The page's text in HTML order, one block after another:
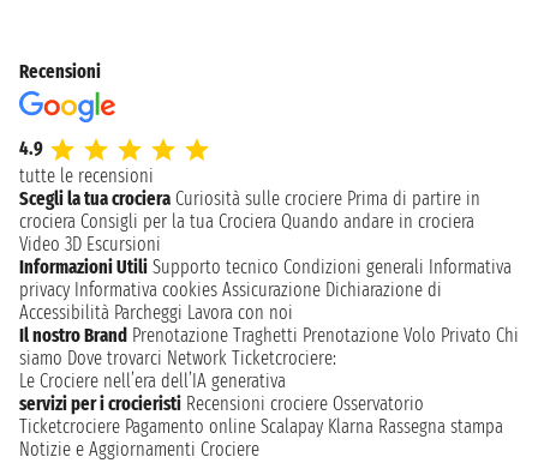
Recensioni
4.9
tutte le recensioni
Scegli la tua crociera Curiosità sulle crociere Prima di partire in
crociera Consigli per la tua Crociera Quando andare in crociera
Video 3D Escursioni
Informazioni Utili Supporto tecnico Condizioni generali Informativa
privacy Informativa cookies Assicurazione Dichiarazione di
Accessibilità Parcheggi Lavora con noi
Il nostro Brand Prenotazione Traghetti Prenotazione Volo Privato Chi
siamo Dove trovarci Network Ticketcrociere:
Le Crociere nell’era dell’IA generativa
servizi per i crocieristi Recensioni crociere Osservatorio
Ticketcrociere Pagamento online Scalapay Klarna Rassegna stampa
Notizie e Aggiornamenti Crociere